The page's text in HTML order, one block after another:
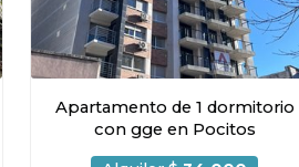
Apartamento de 1 dormitorio
con gge en Pocitos